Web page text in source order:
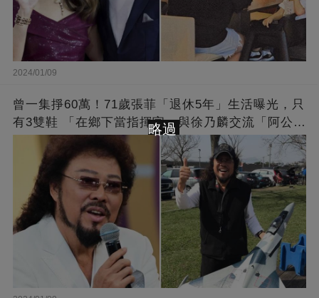
2024/01/09
曾一集掙60萬！71歲張菲「退休5年」生活曝光，只
有3雙鞋 「在鄉下當指揮官」與徐乃麟交流「阿公
略過